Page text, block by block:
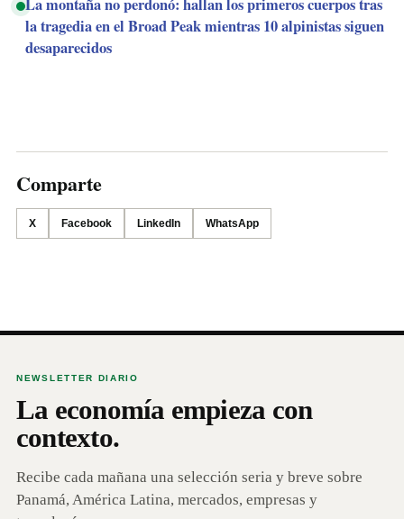
la tragedia en el Broad Peak mientras 10 alpinistas siguen
desaparecidos
Comparte
X Facebook LinkedIn WhatsApp
NEWSLETTER DIARIO
La economía empieza con
contexto.
Recibe cada mañana una selección seria y breve sobre
Panamá, América Latina, mercados, empresas y